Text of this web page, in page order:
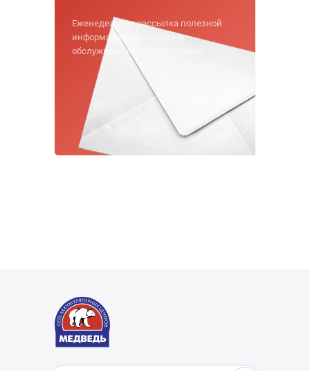
Еженедельная рассылка полезной
информации по подбору и
обслуживанию аккумуляторов